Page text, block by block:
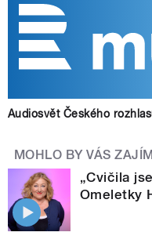
Audiosvět Českého
MOHLO BY VÁS
„Cvičila
Omeletky